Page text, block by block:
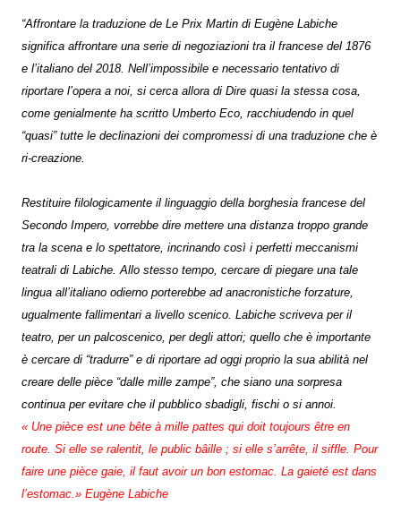
“Affrontare la traduzione de Le Prix Martin di Eugène Labiche
significa affrontare una serie di negoziazioni tra il francese del 1876
e l’italiano del 2018. Nell’impossibile e necessario tentativo di
riportare l’opera a noi, si cerca allora di Dire quasi la stessa cosa,
come genialmente ha scritto Umberto Eco, racchiudendo in quel
“quasi” tutte le declinazioni dei compromessi di una traduzione che è
ri-creazione.
Restituire filologicamente il linguaggio della borghesia francese del
Secondo Impero, vorrebbe dire mettere una distanza troppo grande
tra la scena e lo spettatore, incrinando così i perfetti meccanismi
teatrali di Labiche. Allo stesso tempo, cercare di piegare una tale
lingua all’italiano odierno porterebbe ad anacronistiche forzature,
ugualmente fallimentari a livello scenico. Labiche scriveva per il
teatro, per un palcoscenico, per degli attori; quello che è importante
è cercare di “tradurre” e di riportare ad oggi proprio la sua abilità nel
creare delle pièce “dalle mille zampe”, che siano una sorpresa
continua per evitare che il pubblico sbadigli, fischi o si annoi.
« Une pièce est une bête à mille pattes qui doit toujours être en
route. Si elle se ralentit, le public bâille ; si elle s’arrête, il siffle. Pour
faire une pièce gaie, il faut avoir un bon estomac. La gaieté est dans
l’estomac.» Eugène Labiche